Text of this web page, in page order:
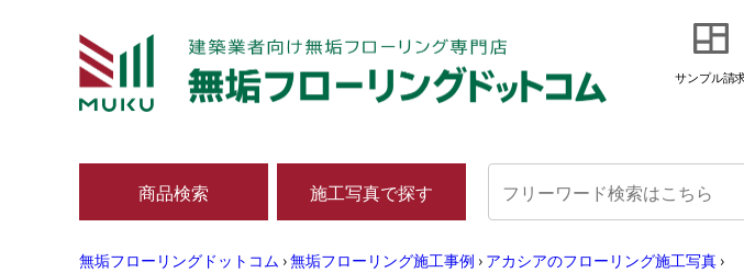
サンプル請
商品検索 施工写真で探す
無垢フローリングドットコム ›無垢フローリング施工事例 › アカシアのフローリング施工写真 ›